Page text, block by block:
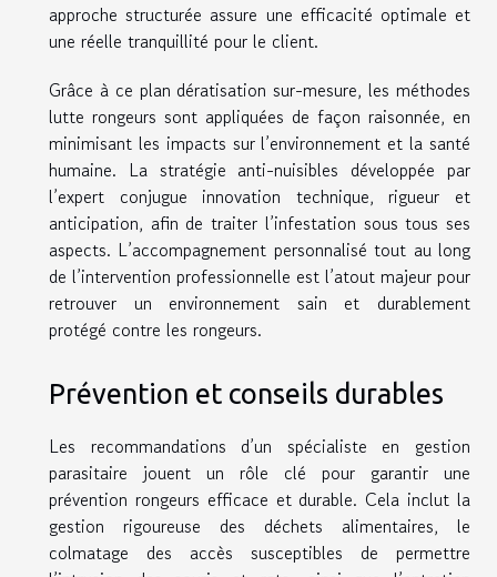
approche structurée assure une efficacité optimale et
une réelle tranquillité pour le client.
Grâce à ce plan dératisation sur-mesure, les méthodes
lutte rongeurs sont appliquées de façon raisonnée, en
minimisant les impacts sur l’environnement et la santé
humaine. La stratégie anti-nuisibles développée par
l’expert conjugue innovation technique, rigueur et
anticipation, afin de traiter l’infestation sous tous ses
aspects. L’accompagnement personnalisé tout au long
de l’intervention professionnelle est l’atout majeur pour
retrouver un environnement sain et durablement
protégé contre les rongeurs.
Prévention et conseils durables
Les recommandations d’un spécialiste en gestion
parasitaire jouent un rôle clé pour garantir une
prévention rongeurs efficace et durable. Cela inclut la
gestion rigoureuse des déchets alimentaires, le
colmatage des accès susceptibles de permettre